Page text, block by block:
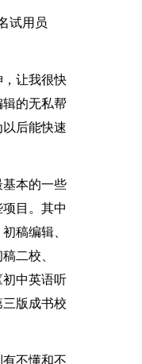
试用员
让我很快
的无私帮
后能快速
本的一些
目。其中
稿编辑、
二校、
初中英语听
版成书校
不懂和不